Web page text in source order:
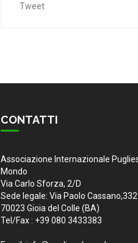
Tweet
CONTATTI
Associazione Internazionale
Mondo
Via Carlo Sforza, 2/D
Sede legale: Via Paolo Cassano,332
70023 Gioia del Colle (BA)
Tel/Fax : +39 080 3433383